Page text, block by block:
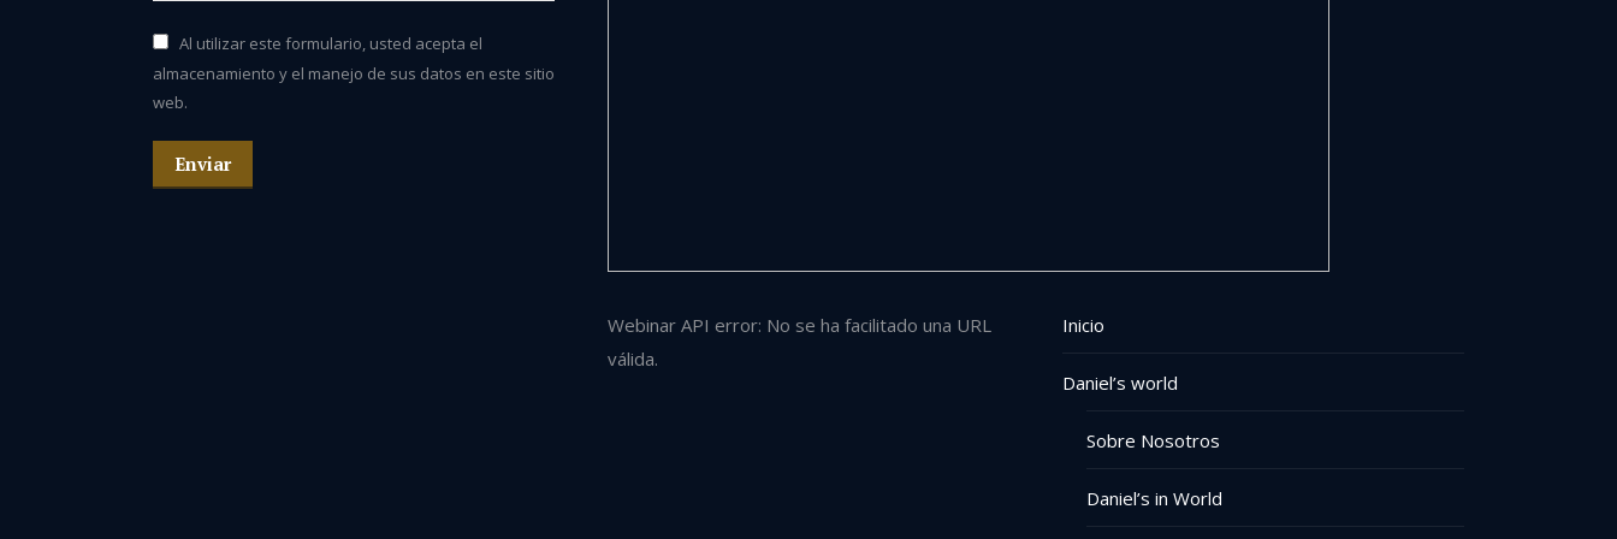
Al utilizar este formulario, usted acepta el
almacenamiento y el manejo de sus datos en este sitio
web.
Enviar
Webinar API error: No se ha facilitado una URL
válida.
Inicio
Daniel’s world
Sobre Nosotros
Daniel’s in World